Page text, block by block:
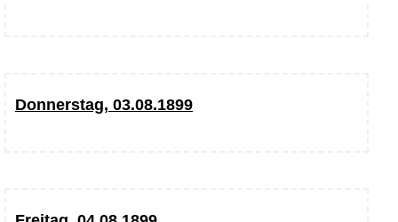
Donnerstag, 03.08.1899